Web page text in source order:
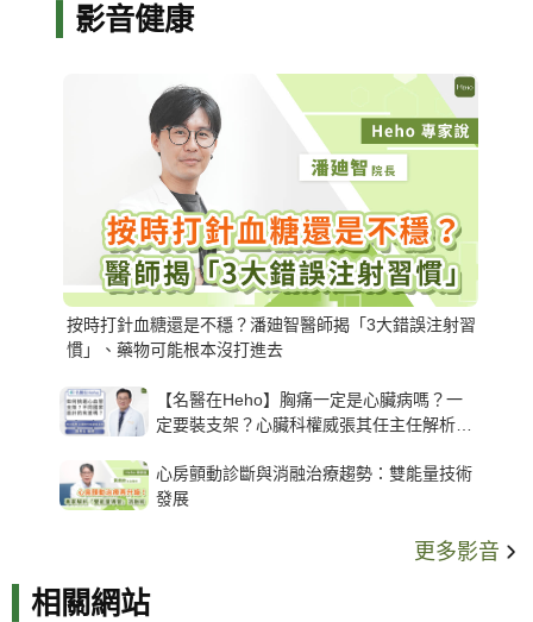
影音健康
按時打針血糖還是不穩？潘廸智醫師揭「3大錯誤注射習
慣」、藥物可能根本沒打進去
【名醫在Heho】胸痛一定是心臟病嗎？一
定要裝支架？心臟科權威張其任主任解析支
心房顫動診斷與消融治療趨勢：雙能量技術
發展
更多影音
相關網站